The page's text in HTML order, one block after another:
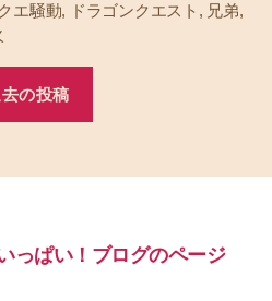
エ騒動, ドラゴンクエスト , 兄弟,
の投稿
っぱい！ブログのページ